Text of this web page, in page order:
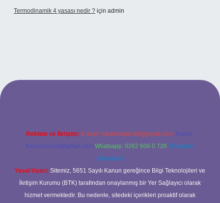
Termodinamik 4 yasası nedir ? için admin
mi
Reklam ve İletişim: E-mail: backlinkpaneli@gmail.com Teams:
forumhizmeti@gmail.com Whatsapp: 0262 606 0 726 Telegram:
@karabul
Yasal Uyarı: Sitemiz, 5651 Sayılı Kanun gereğince Bilgi Teknolojileri ve
İletişim Kurumu (BTK) tarafından onaylanmış bir Yer Sağlayıcı olarak
hizmet vermektedir. Bu nedenle, sitedeki içerikleri proaktif olarak